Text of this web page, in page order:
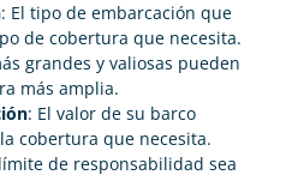
: El tipo de embarcación que
de cobertura que necesita.
grandes y valiosas pueden
más amplia.
: El valor de su barco
cobertura que necesita.
de responsabilidad sea